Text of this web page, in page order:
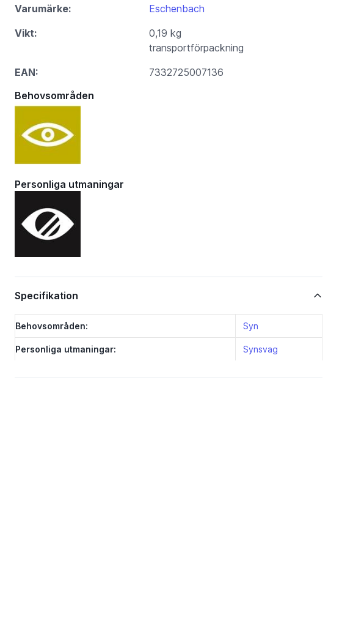
Varumärke:
Eschenbach
Vikt:
0,19 kg
transportförpackning
EAN:
7332725007136
Behovsområden
Personliga utmaningar
Specifikation
Behovsområden: Syn
Personliga utmaningar: Synsvag